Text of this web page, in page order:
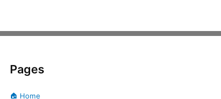
ခြင်း
Pages
🏠 Home